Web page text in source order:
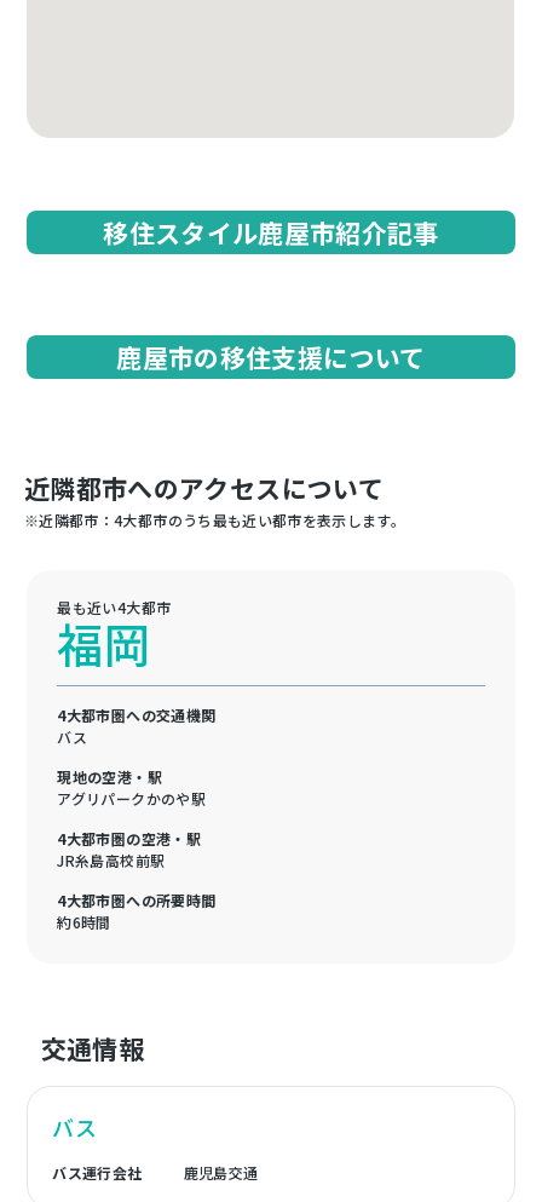
移住スタイル鹿屋市紹介記事
鹿屋市の移住支援について
近隣都市へのアクセスについて
※近隣都市：4大都市のうち最も近い都市を表示します。
最も近い4大都市
福岡
4大都市圏への交通機関
バス
現地の空港・駅
アグリパークかのや駅
4大都市圏の空港・駅
JR糸島高校前駅
4大都市圏への所要時間
約6時間
交通情報
バス
バス運行会社 鹿児島交通